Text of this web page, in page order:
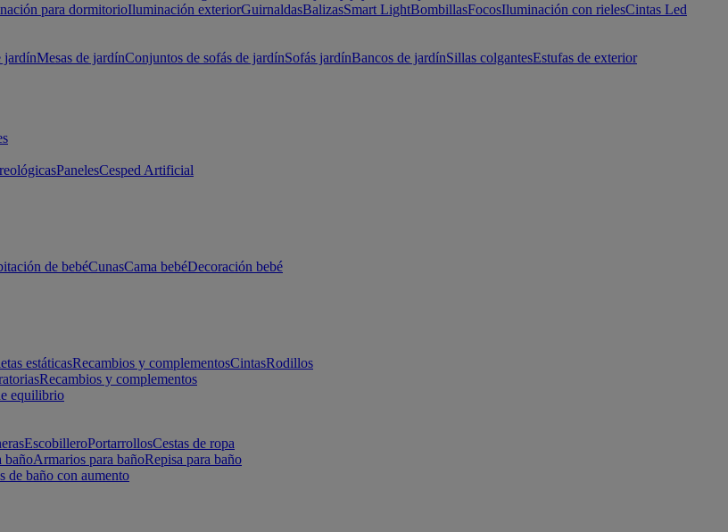
para dormitorioIluminación exteriorGuirnaldasBalizasSmart LightBombillasFocosIluminación con rielesCintas Led
jardínMesas de jardínConjuntos de sofás de jardínSofás jardínBancos de jardínSillas colgantesEstufas de exterior
PanelesCesped Artificial
de bebéCunasCama bebéDecoración bebé
estáticasRecambios y complementosCintasRodillos
Recambios y complementos
equilibrio
EscobilleroPortarrollosCestas de ropa
bañoArmarios para bañoRepisa para baño
de baño con aumento